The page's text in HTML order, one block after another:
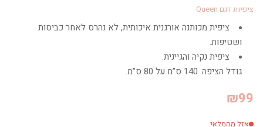
ציפיות דגם Queen
ציפית מכותנה אורגנית איכותית, לא נהרס לאחר כביסות
ושטיפות.
ציפית נקיה והגיינית.
גודל הציפה: 140 ס”מ על 80 ס”מ.
₪99
אזל מהמלאי